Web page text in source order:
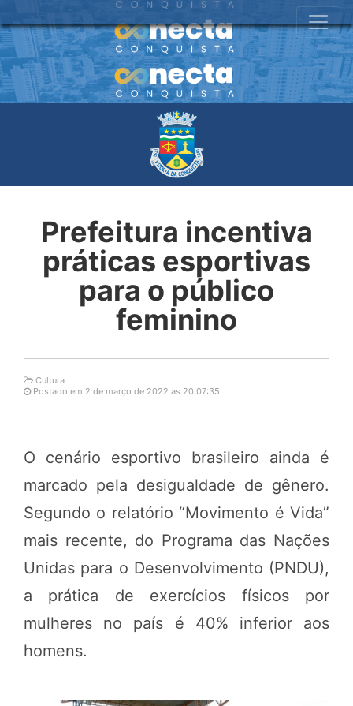
Prefeitura incentiva
práticas esportivas
para o público
feminino
Cultura
Postado em 2 de março de 2022 as 20:07:35
O cenário esportivo brasileiro ainda é
marcado pela desigualdade de gênero.
Segundo o relatório “Movimento é Vida”
mais recente, do Programa das Nações
Unidas para o Desenvolvimento (PNDU),
a prática de exercícios físicos por
mulheres no país é 40% inferior aos
homens.